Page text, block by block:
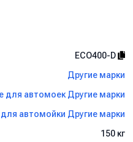
х 2 шт.
ECO400-D
Другие марки
для автомоек Другие марки
автомойки Другие марки
150 кг